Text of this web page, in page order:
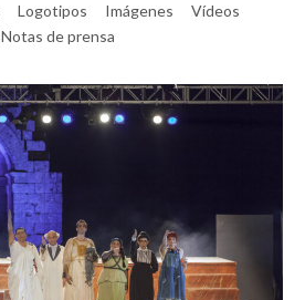
Logotipos Imágenes
Vídeos
Notas de prensa